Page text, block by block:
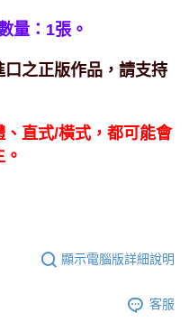
量：1張。
之正版作品，請支持
直式/橫式，都可能會
顯示電腦版詳細說明
客服